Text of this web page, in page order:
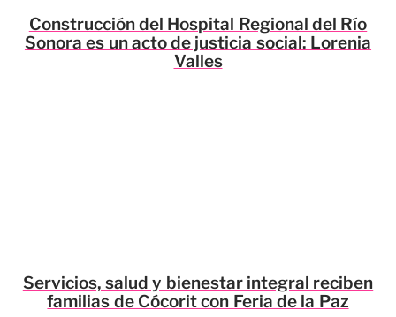
Construcción del Hospital Regional del Río
Sonora es un acto de justicia social: Lorenia
Valles
Servicios, salud y bienestar integral reciben
familias de Cócorit con Feria de la Paz